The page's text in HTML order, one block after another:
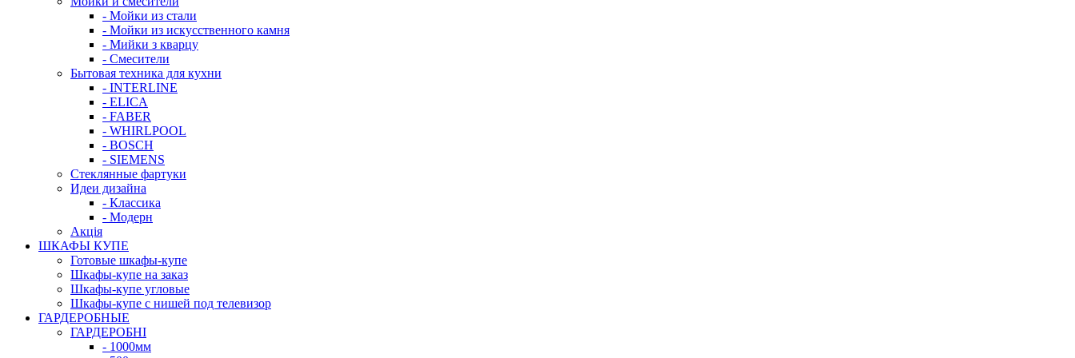
- Мойки из стали
- Мойки из искусственного камня
- Мийки з кварцу
- Смесители
Бытовая техника для кухни
- INTERLINE
- ELICA
- FABER
- WHIRLPOOL
- BOSCH
- SIEMENS
Стеклянные фартуки
Идеи дизайна
- Класcика
- Модерн
Акція
ШКАФЫ КУПЕ
Готовые шкафы-купе
Шкафы-купе на заказ
Шкафы-купе угловые
Шкафы-купе с нишей под телевизор
ГАРДЕРОБНЫЕ
ГАРДЕРОБНІ
- 1000мм